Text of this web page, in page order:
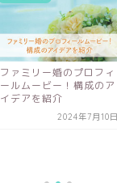
ファミリー婚での両親へ
の手紙！文例と読み方の
コツを紹介
2024年7月7日